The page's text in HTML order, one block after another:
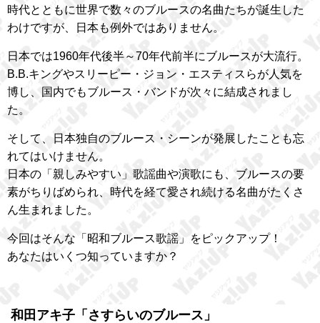
時代とともに世界で数々のブルースの名曲たちが誕生した
わけですが、日本も例外ではありません。
日本では1960年代後半～70年代前半にブルースが大流行。
B.B.キングやスリーピー・ジョン・エスティスらが人気を
博し、国内でもブルース・バンドが次々に結成されまし
た。
そして、日本独自のブルース・シーンが発展したことも忘
れてはいけません。
日本の「親しみやすい」歌謡曲や演歌にも、ブルースの要
素がちりばめられ、時代を経て愛され続ける名曲がたくさ
ん生まれました。
今回はそんな「昭和ブルース歌謡」をピックアップ！
あなたはいくつ知っていますか？
和田アキ子「さすらいのブルース」